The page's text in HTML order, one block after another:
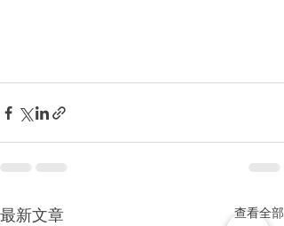
最新文章 查看全部